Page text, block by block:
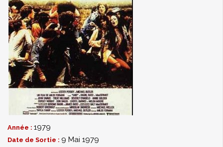
Année : 1979
Date de Sortie : 9 Mai 1979